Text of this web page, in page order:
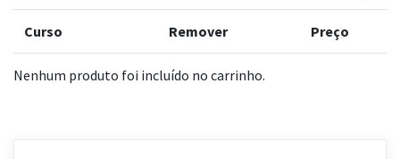
Curso Remover Preço
Nenhum produto foi incluído no carrinho.